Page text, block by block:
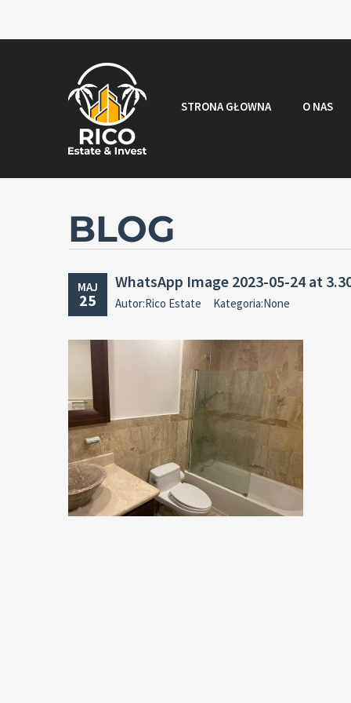
STRONA GŁOWNA O NAS
BLOG
MAJ
25
WhatsApp Image 2023-05-24 at
Autor:Rico Estate Kategoria:None